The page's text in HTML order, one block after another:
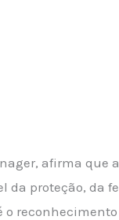
afirma que
da proteção, da